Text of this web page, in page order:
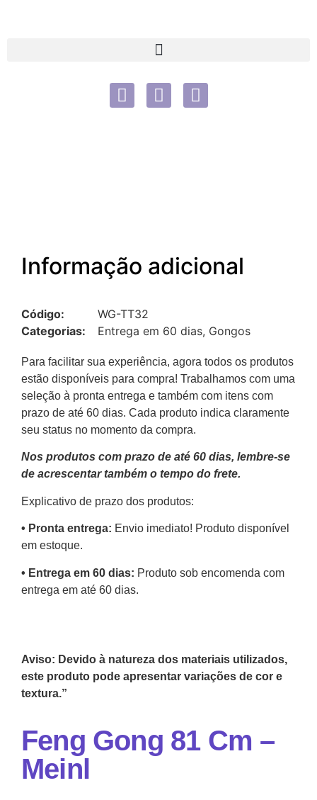
Informação adicional
Código:
WG-TT32
Categorias:
Entrega em 60 dias, Gongos
Para facilitar sua experiência, agora todos os produtos
estão disponíveis para compra! Trabalhamos com uma
seleção à pronta entrega e também com itens com
prazo de até 60 dias. Cada produto indica claramente
seu status no momento da compra.
Nos produtos com prazo de até 60 dias, lembre-se
de acrescentar também o tempo do frete.
Explicativo de prazo dos produtos:
•⁠ ⁠Pronta entrega: Envio imediato! Produto disponível
em estoque.
•⁠ Entrega em 60 dias: Produto sob encomenda com
entrega em até 60 dias.
Aviso: Devido à natureza dos materiais utilizados,
este produto pode apresentar variações de cor e
textura.”
Feng Gong 81 Cm –
Meinl